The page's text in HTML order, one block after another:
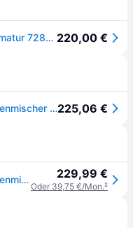
hansgrohe Talis M54 270 Küchenarmatur 72808670 Ausziehauslauf, 1jet, schwarz matt 220,00 €
hansgrohe Talis M54 Einhebel-Küchenmischer 270, Ausziehauslauf, 1-jet, 72808670, Farbe: Mattschwarz225,06 €
hansgrohe Talis M54 Einhebel-Küchenmischer 270, Ausziehauslauf, 1jet, Küchenarmaturen, 72808670, mattschwarz 229,99 €
Oder 39,75 €/Mon.²